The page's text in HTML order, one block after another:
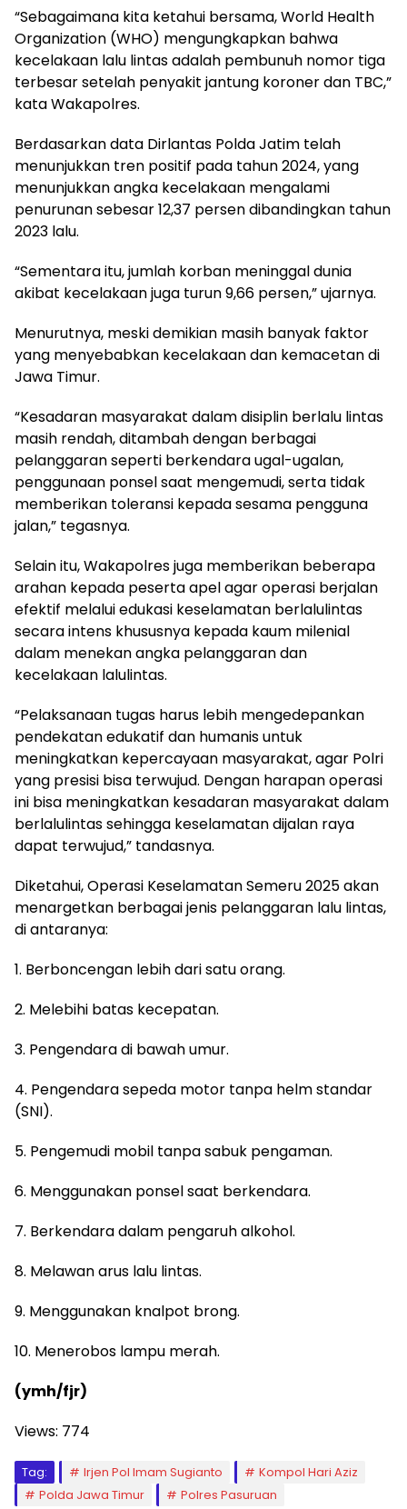
“Sebagaimana kita ketahui bersama, World Health
Organization (WHO) mengungkapkan bahwa
kecelakaan lalu lintas adalah pembunuh nomor tiga
terbesar setelah penyakit jantung koroner dan TBC,”
kata Wakapolres.
Berdasarkan data Dirlantas Polda Jatim telah
menunjukkan tren positif pada tahun 2024, yang
menunjukkan angka kecelakaan mengalami
penurunan sebesar 12,37 persen dibandingkan tahun
2023 lalu.
“Sementara itu, jumlah korban meninggal dunia
akibat kecelakaan juga turun 9,66 persen,” ujarnya.
Menurutnya, meski demikian masih banyak faktor
yang menyebabkan kecelakaan dan kemacetan di
Jawa Timur.
“Kesadaran masyarakat dalam disiplin berlalu lintas
masih rendah, ditambah dengan berbagai
pelanggaran seperti berkendara ugal-ugalan,
penggunaan ponsel saat mengemudi, serta tidak
memberikan toleransi kepada sesama pengguna
jalan,” tegasnya.
Selain itu, Wakapolres juga memberikan beberapa
arahan kepada peserta apel agar operasi berjalan
efektif melalui edukasi keselamatan berlalulintas
secara intens khususnya kepada kaum milenial
dalam menekan angka pelanggaran dan
kecelakaan lalulintas.
“Pelaksanaan tugas harus lebih mengedepankan
pendekatan edukatif dan humanis untuk
meningkatkan kepercayaan masyarakat, agar Polri
yang presisi bisa terwujud. Dengan harapan operasi
ini bisa meningkatkan kesadaran masyarakat dalam
berlalulintas sehingga keselamatan dijalan raya
dapat terwujud,” tandasnya.
Diketahui, Operasi Keselamatan Semeru 2025 akan
menargetkan berbagai jenis pelanggaran lalu lintas,
di antaranya:
1. Berboncengan lebih dari satu orang.
2. Melebihi batas kecepatan.
3. Pengendara di bawah umur.
4. Pengendara sepeda motor tanpa helm standar
(SNI).
5. Pengemudi mobil tanpa sabuk pengaman.
6. Menggunakan ponsel saat berkendara.
7. Berkendara dalam pengaruh alkohol.
8. Melawan arus lalu lintas.
9. Menggunakan knalpot brong.
10. Menerobos lampu merah.
(ymh/fjr)
Views: 774
Tag: Irjen Pol Imam Sugianto
Kompol Hari Aziz
Polda Jawa Timur
Polres Pasuruan